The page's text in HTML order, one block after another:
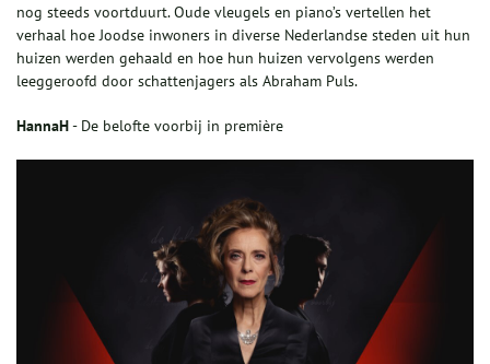
nog steeds voortduurt. Oude vleugels en piano’s vertellen het
verhaal hoe Joodse inwoners in diverse Nederlandse steden uit hun
huizen werden gehaald en hoe hun huizen vervolgens werden
leeggeroofd door schattenjagers als Abraham Puls.
HannaH- De belofte voorbij in première